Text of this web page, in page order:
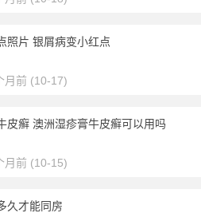
照片 银屑病变小红点
月前 (10-17)
皮癣 澳洲湿疹膏牛皮癣可以用吗
月前 (10-15)
久才能同房